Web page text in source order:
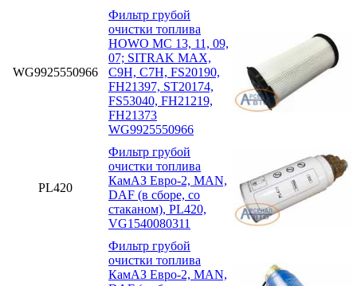
WG9925550966
Фильтр грубой
очистки топлива
HOWO MC 13, 11, 09,
07; SITRAK MAX,
C9H, C7H, FS20190,
FH21397, ST20174,
FS53040, FH21219,
FH21373
WG9925550966
PL420
Фильтр грубой
очистки топлива
КамАЗ Евро-2, MAN,
DAF (в сборе, со
стаканом), PL420,
VG1540080311
Фильтр грубой
очистки топлива
КамАЗ Евро-2, MAN,